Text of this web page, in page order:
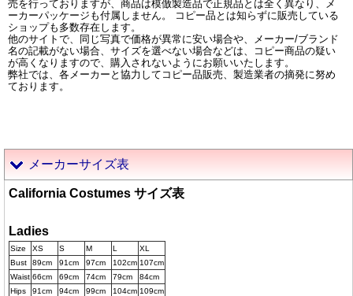
売を行っておりますが、商品は模倣製造品で正規品とは全く異なり、メ
ーカーパッケージも付属しません。 コピー品とは知らずに販売している
ショップも多数存在します。
他のサイトで、同じ写真で価格が異常に安い場合や、メーカー/ブランド
名の記載がない場合、サイズを選べない場合などは、コピー商品の疑い
が高くなりますので、購入されないようにお願いいたします。
弊社では、各メーカーと協力してコピー品販売、製造業者の摘発に努め
ております。
メーカーサイズ表
California Costumes サイズ表
Ladies
Size XS S M L
XL
Bust
89cm 91cm 97cm 102cm 107cm
Waist 66cm 69cm 74cm 79cm
84cm
Hips
91cm 94cm 99cm 104cm 109cm